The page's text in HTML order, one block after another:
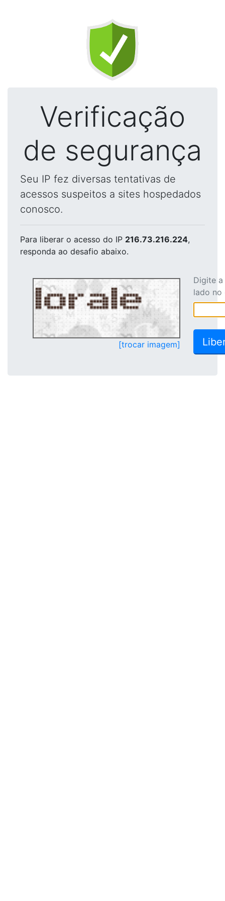
Verificação
de segurança
Seu IP fez diversas tentativas de
acessos suspeitos a sites hospedados
conosco.
Para liberar o acesso do IP 216.73.216.224,
responda ao desafio abaixo.
[trocar imagem]
Digite
lado no